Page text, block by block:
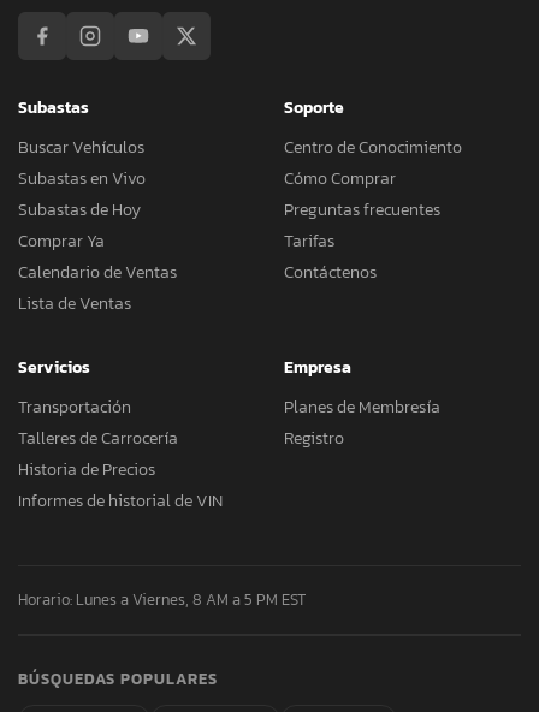
Subastas
Buscar Vehículos
Subastas en Vivo
Subastas de Hoy
Comprar Ya
Calendario de Ventas
Lista de Ventas
Soporte
Centro de Conocimiento
Cómo Comprar
Preguntas frecuentes
Tarifas
Contáctenos
Servicios
Transportación
Talleres de Carrocería
Historia de Precios
Informes de historial de VIN
Empresa
Planes de Membresía
Registro
Horario: Lunes a Viernes, 8 AM a 5 PM EST
BÚSQUEDAS POPULARES